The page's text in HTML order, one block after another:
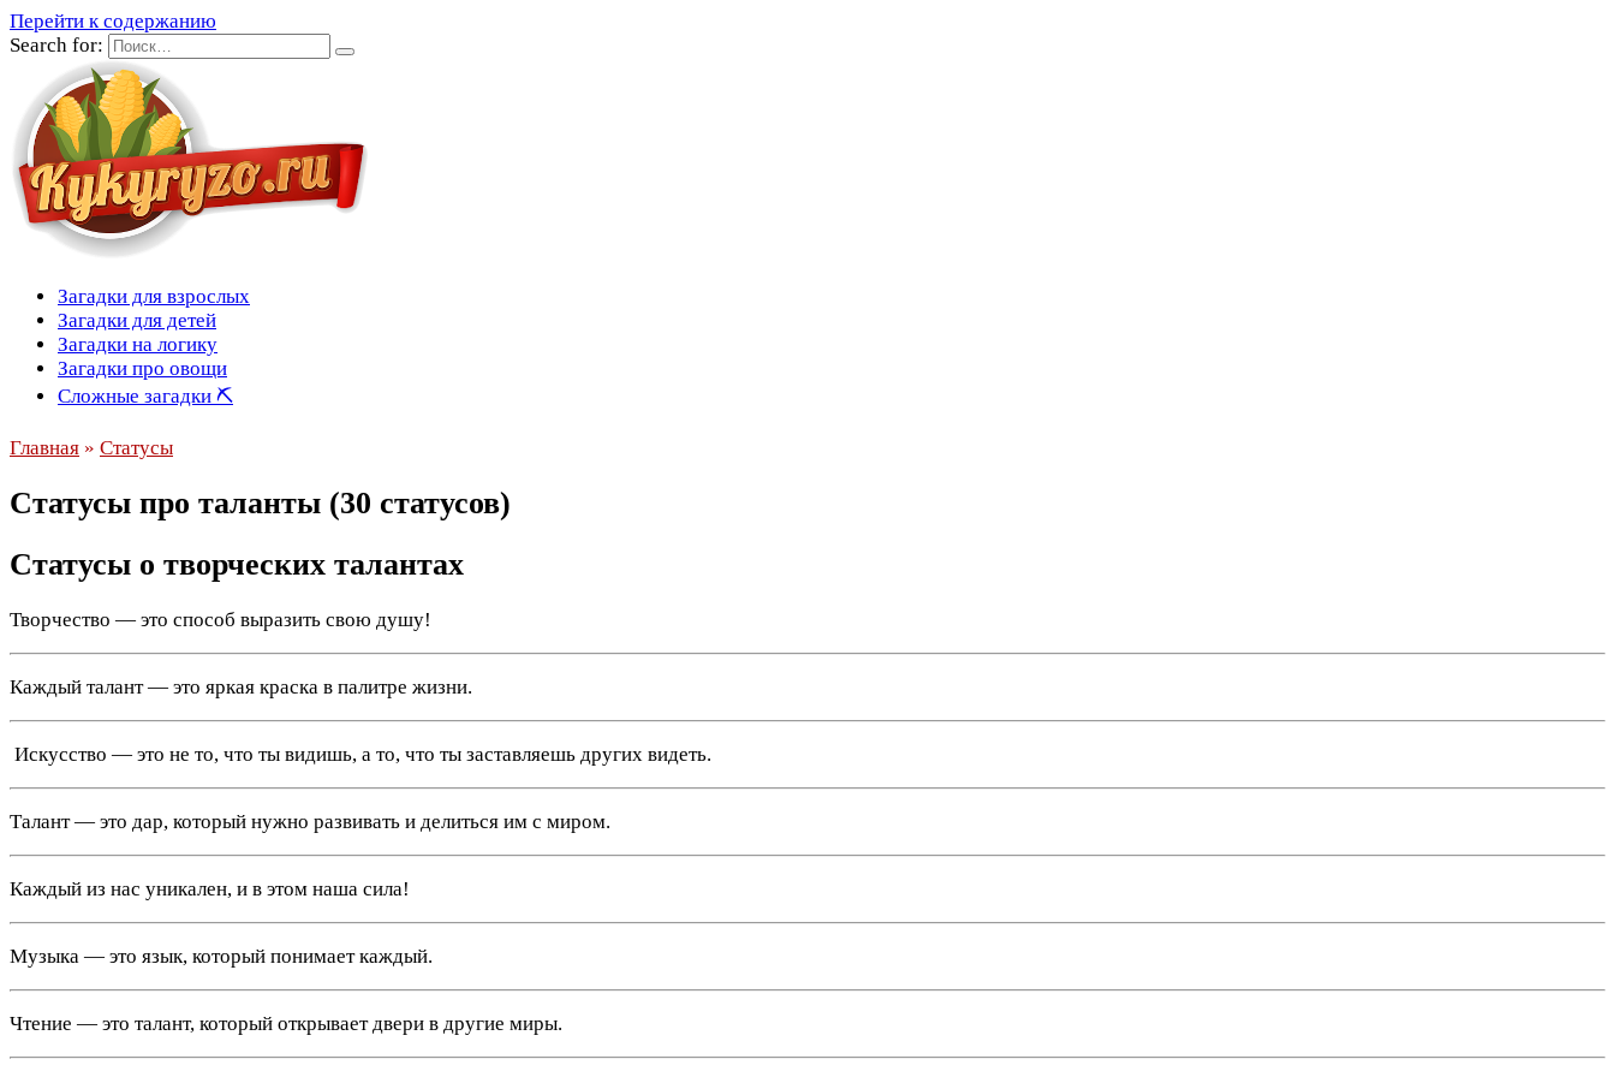
Перейти к содержанию
Search for:
Загадки для взрослых
Загадки для детей
Загадки на логику
Загадки про овощи
Сложные загадки ⛏
Главная » Статусы
Статусы про таланты (30 статусов)
Статусы о творческих талантах
Творчество — это способ выразить свою душу!
Каждый талант — это яркая краска в палитре жизни.
️ Искусство — это не то, что ты видишь, а то, что ты заставляешь других видеть.
Талант — это дар, который нужно развивать и делиться им с миром.
Каждый из нас уникален, и в этом наша сила!
Музыка — это язык, который понимает каждый.
Чтение — это талант, который открывает двери в другие миры.